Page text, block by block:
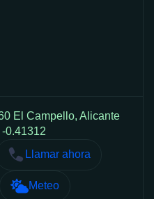
El Campello, Alicante
0.41312
Llamar ahora
Meteo